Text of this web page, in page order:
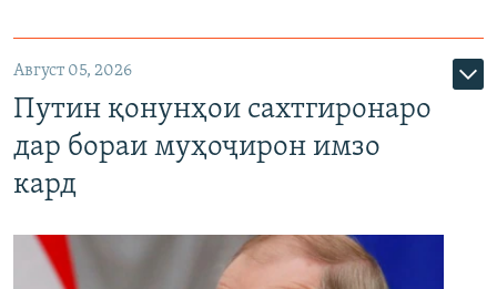
Август 05, 2026
Путин қонунҳои сахтгиронаро
дар бораи муҳоҷирон имзо
кард